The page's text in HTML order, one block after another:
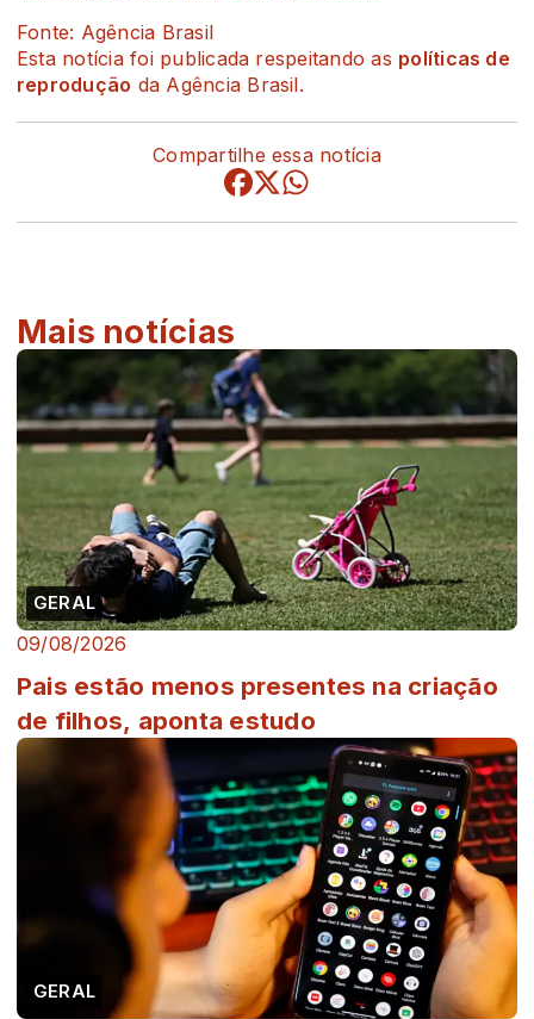
Fonte: Agência Brasil
Esta notícia foi publicada respeitando as políticas de
reprodução da Agência Brasil.
Compartilhe essa notícia
Mais notícias
GERAL
09/08/2026
Pais estão menos presentes na criação
de filhos, aponta estudo
GERAL